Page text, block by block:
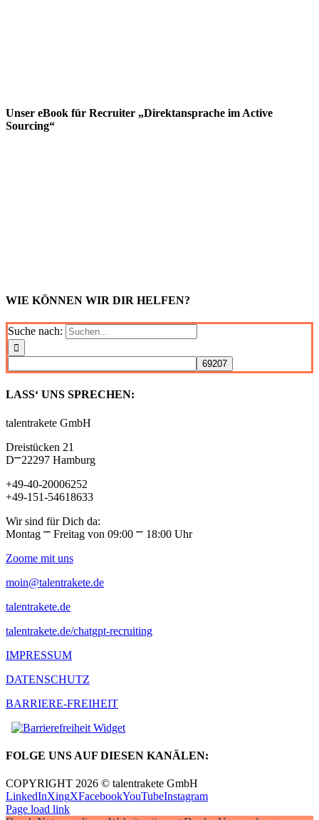
Unser eBook für Recruiter „Direktansprache im Active
Sourcing“
WIE KÖNNEN WIR DIR HELFEN?
Suche nach:
LASS‘ UNS SPRECHEN:
talentrakete GmbH
Dreistücken 21
D⎻22297 Hamburg
+49-40-20006252
+49-151-54618633
Wir sind für Dich da:
Montag ⎻ Freitag von 09:00 ⎻ 18:00 Uhr
Zoome mit uns
moin@talentrakete.de
talentrakete.de
talentrakete.de/chatgpt-recruiting
IMPRESSUM
DATENSCHUTZ
BARRIERE-FREIHEIT
FOLGE UNS AUF DIESEN KANÄLEN:
COPYRIGHT 2026 © talentrakete GmbH
LinkedInXingXFacebookYouTubeInstagram
Page load link